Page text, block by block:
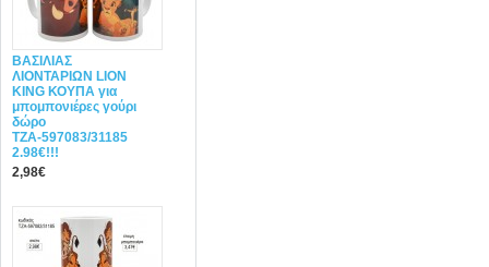
ΒΑΣΙΛΙΑΣ
ΛΙΟΝΤΑΡΙΩΝ LION
KING ΚΟΥΠΑ για
μπομπονιέρες γούρι
δώρο
ΤΖΑ-597083/31185
2.98€!!!
2,98€